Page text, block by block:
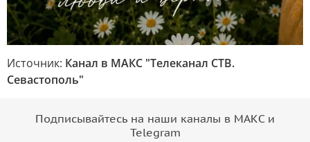
Источник: Канал в МАКС "Телеканал CТВ.
Севастополь"
Подписывайтесь на наши каналы в МАКС и
Telegram